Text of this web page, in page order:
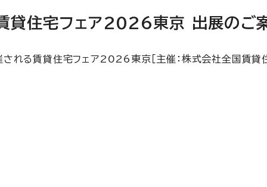
貸住宅フェア2026東京 出展のご
る賃貸住宅フェア2026東京［主催：株式会社全国賃貸